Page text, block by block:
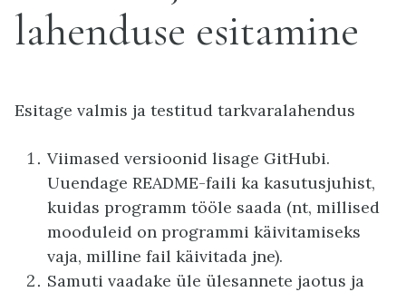
lahenduse esitamine
Esitage valmis ja testitud tarkvaralahendus
Viimased versioonid lisage GitHubi.
Uuendage README-faili ka kasutusjuhist,
kuidas programm tööle saada (nt, millised
mooduleid on programmi käivitamiseks
vaja, milline fail käivitada jne).
Samuti vaadake üle ülesannete jaotus ja